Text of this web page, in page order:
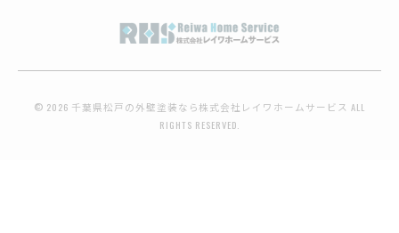
© 2026 千葉県松戸の外壁塗装なら株式会社レイワホームサービス ALL
RIGHTS RESERVED.